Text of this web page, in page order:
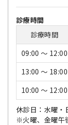
診療時間
診療時間
09:00 〜 12:00
13:00 〜 18:00
10:00 〜 12:00
休診日：水曜・
※火曜、金曜午